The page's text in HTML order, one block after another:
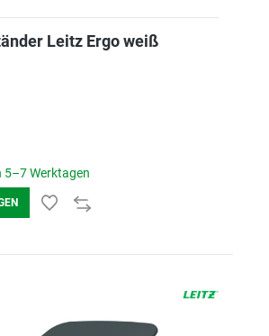
Leitz Ergo weiß
5–7 Werktagen